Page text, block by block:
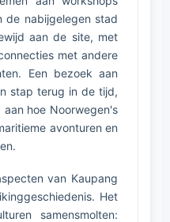
de nabijgelegen stad
aan de site, met
met andere
Een bezoek aan
stap terug in de tijd,
aan hoe Noorwegen's
avonturen en
van Kaupang
Het
samensmolten: